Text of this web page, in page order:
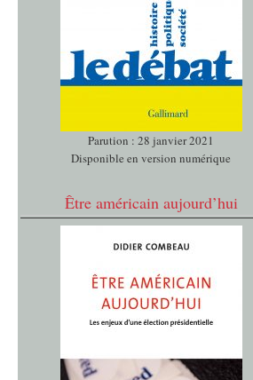
Parution : 28 janvier 2021
Disponible en version numérique
Être américain aujourd’hui